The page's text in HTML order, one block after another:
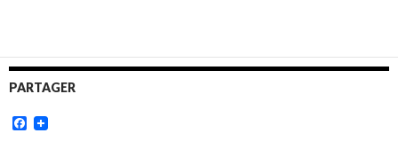
PARTAGER
Facebook